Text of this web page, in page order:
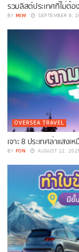
รวมลิสต์ประเทศที่ไม่ต้อ
BY MIW SEPTEMBER 9,
OVERSEA TRAVEL
เจาะ 8 ประเทศล่าแสง
BY FON AUGUST 22,